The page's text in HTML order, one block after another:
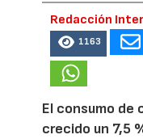
Redacción
1163
El consumo de
crecido un 7,5